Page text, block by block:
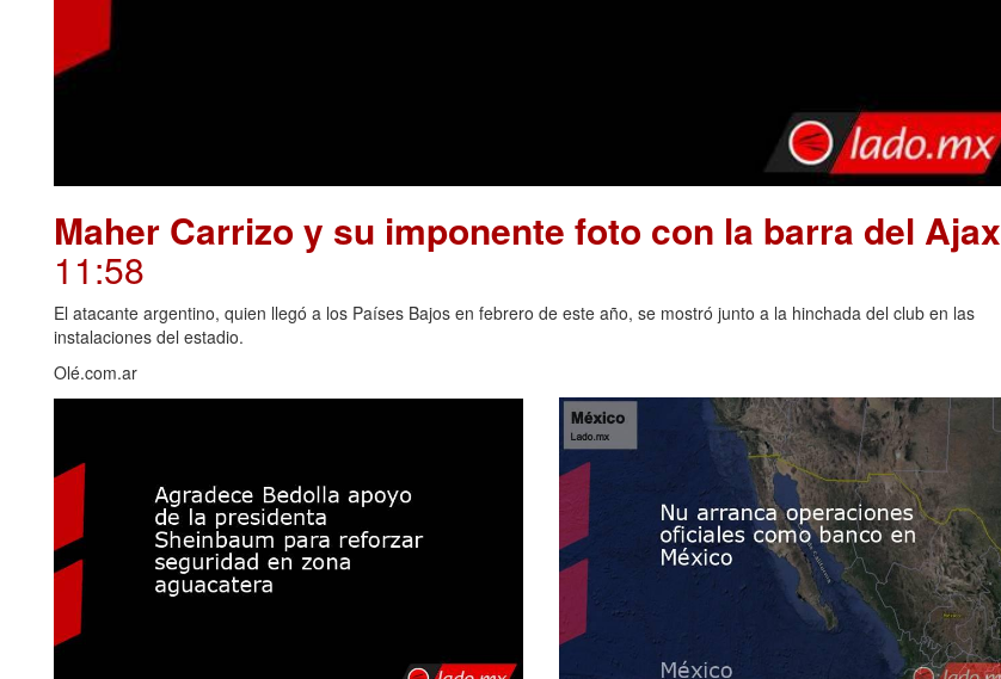
Maher Carrizo y su imponente foto con la barra del Ajax
11:58
El atacante argentino, quien llegó a los Países Bajos en febrero de este año, se mostró junto a la hinchada del club en las
instalaciones del estadio.
Olé.com.ar